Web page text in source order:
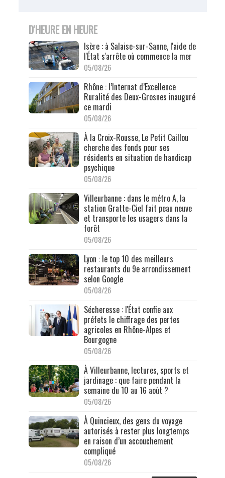
D'HEURE EN HEURE
Isère : à Salaise-sur-Sanne, l'aide de
l'État s'arrête où commence la mer
05/08/26
Rhône : l’Internat d’Excellence
Ruralité des Deux-Grosnes inauguré
ce mardi
05/08/26
À la Croix-Rousse, Le Petit Caillou
cherche des fonds pour ses
résidents en situation de handicap
psychique
05/08/26
Villeurbanne : dans le métro A, la
station Gratte-Ciel fait peau neuve
et transporte les usagers dans la
forêt
05/08/26
Lyon : le top 10 des meilleurs
restaurants du 9e arrondissement
selon Google
05/08/26
Sécheresse : l'État confie aux
préfets le chiffrage des pertes
agricoles en Rhône-Alpes et
Bourgogne
05/08/26
À Villeurbanne, lectures, sports et
jardinage : que faire pendant la
semaine du 10 au 16 août ?
05/08/26
À Quincieux, des gens du voyage
autorisés à rester plus longtemps
en raison d’un accouchement
compliqué
05/08/26